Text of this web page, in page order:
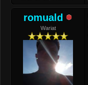
romuald
Wariat